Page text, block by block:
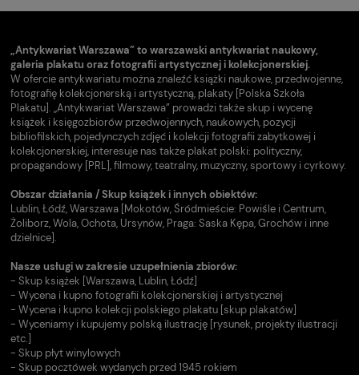
„Antykwariat Warszawa” to warszawski antykwariat naukowy,
galeria plakatu oraz fotografii artystycznej i kolekcjonerskiej.
W ofercie antykwariatu można znaleźć książki naukowe, przedwojenne,
fotografię kolekcjonerską i artystyczną, plakaty [Polska Szkoła
Plakatu]. „Antykwariat Warszawa” prowadzi także skup i wycenę
książek i księgozbiorów przedwojennych, naukowych, pozycji
bibliofilskich, pojedynczych zdjęć i kolekcji fotografii zabytkowej i
kolekcjonerskiej, interesuje nas także plakat polski: polityczny,
propagandowy [PRL], filmowy, teatralny, muzyczny, sportowy i cyrkowy.
Obszar działania / Skup książek i innych obiektów:
Lublin, Łódź, Warszawa [Mokotów, Śródmieście: Powiśle i Centrum,
Żoliborz, Wola, Ochota, Ursynów, Praga: Saska Kępa, Grochów i inne
dzielnice].
Nasze usługi w zakresie uzupełnienia zbiorów:
- Skup książek [Warszawa, Lublin, Łódź]
- Wycena i kupno fotografii kolekcjonerskiej i artystycznej
- Wycena i kupno kolekcji polskiego plakatu [skup plakatów]
- Wyceniamy i kupujemy polską ilustrację [rysunek, projekty ilustracji
etc.]
- Skup płyt winylowych
- Skup pocztówek wydanych przed 1945 rokiem